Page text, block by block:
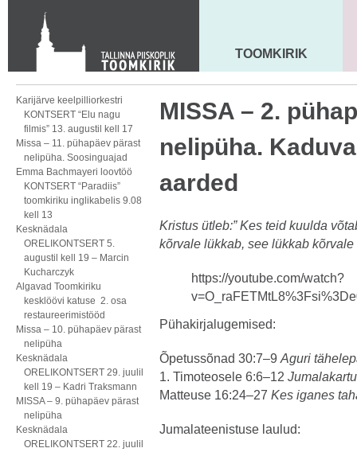
KONTAKT
Toom-Kooli 6, 10130 TALLINN
tallinna.toom@eelk.ee
MAARJA KIRIK
TOOMKIRIK
Karijärve keelpilliorkestri
KONTSERT “Elu nagu
filmis” 13. augustil kell 17
Missa – 11. pühapäev pärast
nelipüha. Soosinguajad
Emma Bachmayeri loovtöö
KONTSERT “Paradiis”
toomkiriku inglikabelis 9.08
kell 13
Kesknädala
ORELIKONTSERT 5.
augustil kell 19 – Marcin
Kucharczyk
Algavad Toomkiriku
kesklöövi katuse 2. osa
restaureerimistööd
Missa – 10. pühapäev pärast
nelipüha
Kesknädala
ORELIKONTSERT 29. juulil
kell 19 – Kadri Traksmann
MISSA – 9. pühapäev pärast
nelipüha
Kesknädala
ORELIKONTSERT 22. juulil
MISSA – 2.
nelipüha.
aarded
Kristus ütleb:” Kes teid kuulda
kõrvale lükkab, see lükkab kõrvale
https://youtube.com/watch?
Pühakirjalugemised:
Õpetussõnad 30:7–9 Aguri
1. Timoteosele 6:6–12
Matteuse 16:24–27 Kes iganes
Jumalateenistuse laulud: